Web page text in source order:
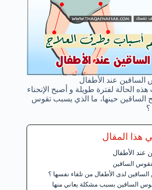
الساقين عند الأطفال
الحالة لفترة طويلة و أصبح الإنحناء
الساقين حينها، ما الذي يسبب تقوس
؟
هذا المقال
عند الأطفال
الساقين
لدى الأطفال من تلقاء نفسها ؟
الساقين بسبب مشكلة يعاني منها